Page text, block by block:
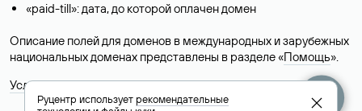
«paid-till»: дата, до которой оплачен домен
Описание полей для доменов в международных и зарубежных
национальных доменах представлены в разделе «Помощь».
Условия использования Whois-сервиса
Руцентр используетрекомендательные